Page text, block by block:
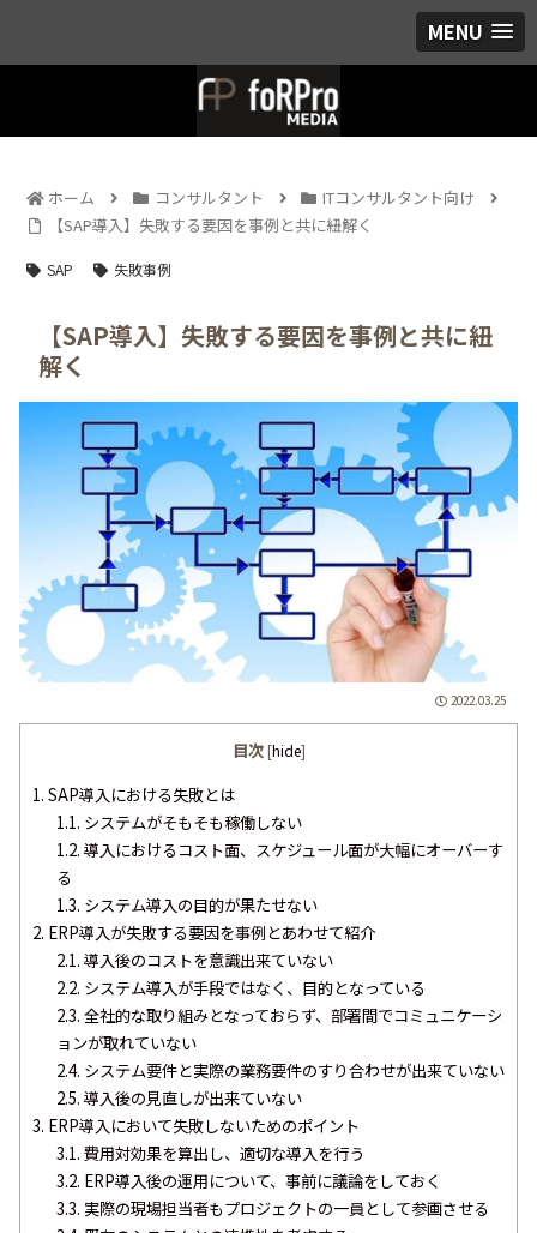
MENU
ホーム コンサルタント
ITコンサルタント向け
【SAP導入】失敗する要因を事例と共に紐解く
SAP 失敗事例
【SAP導入】失敗する要因を事例と共に紐
解く
2022.03.25
目次 [hide]
1. SAP導入における失敗とは
1.1. システムがそもそも稼働しない
1.2.導入におけるコスト面、スケジュール面が大幅にオーバーす
る
1.3. システム導入の目的が果たせない
2. ERP導入が失敗する要因を事例とあわせて紹介
2.1.導入後のコストを意識出来ていない
2.2. システム導入が手段ではなく、目的となっている
2.3. 全社的な取り組みとなっておらず、部署間でコミュニケーシ
ョンが取れていない
2.4. システム要件と実際の業務要件のすり合わせが出来ていない
2.5.導入後の見直しが出来ていない
3. ERP導入において失敗しないためのポイント
3.1. 費用対効果を算出し、適切な導入を行う
3.2. ERP導入後の運用について、事前に議論をしておく
3.3. 実際の現場担当者もプロジェクトの一員として参画させる